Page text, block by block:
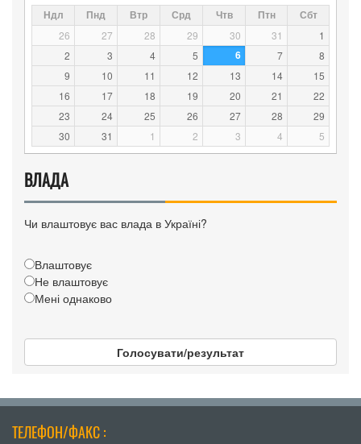
Ндл Пнд Втр Срд Чтв Птн Сбт
26 27 28 29 30 31
1
2
3 4 5 6 7
8
9
10 11 12 13 14
15
16
17 18 19 20 21
22
23
24 25 26 27 28
29
30
31 1 2 3 4 5
ВЛАДА
Чи влаштовує вас влада в Україні?
Влаштовує
Не влаштовує
Мені однаково
Голосувати/результат
ТЕЛЕФОН/ФАКС :